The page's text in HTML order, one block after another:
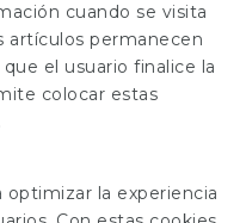
cuando se visita
artículos permanecen
el usuario finalice la
colocar estas
optimizar la experiencia